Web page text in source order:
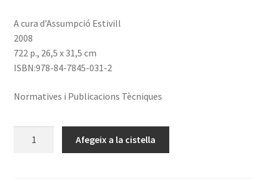
A cura d’Assumpció Estivill
2008
722 p., 26,5 x 31,5 cm
ISBN:978-84-7845-031-2
Normatives i Publicacions Tècniques
Afegeix a la cistella